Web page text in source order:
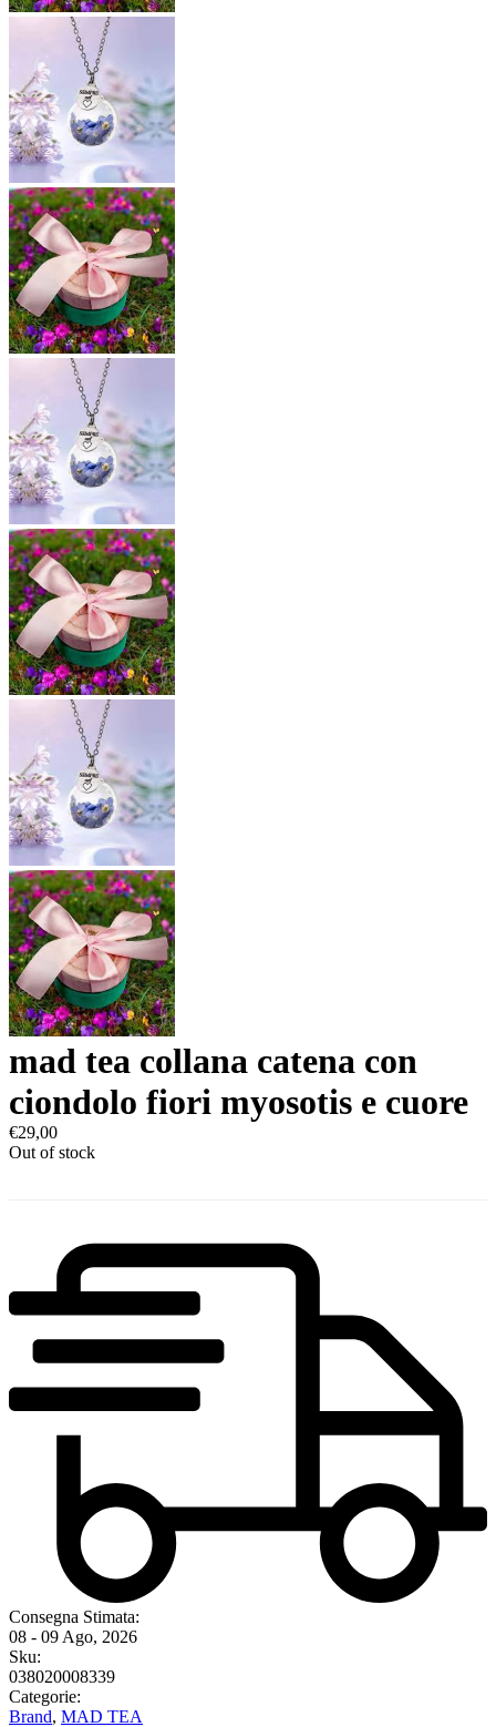
mad tea collana catena con
ciondolo fiori myosotis e cuore
€29,00
Out of stock
Consegna Stimata:
08 - 09 Ago, 2026
Sku:
038020008339
Categorie:
Brand, MAD TEA